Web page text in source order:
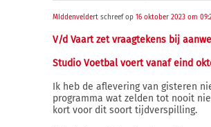
MIddenveldert schreef op16 oktober 2023 om
V/d Vaart zet vraagtekens bij
Studio Voetbal voert vanaf eind
Ik heb de aflevering van gisteren
programma wat zelden tot nooit
kort voor dit soort tijdverspilling.